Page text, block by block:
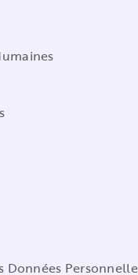
Données